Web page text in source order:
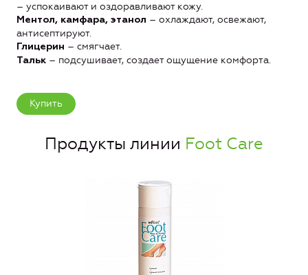
– успокаивают и оздоравливают кожу.
Ментол, камфара, этанол – охлаждают, освежают,
антисептируют.
Глицерин – смягчает.
Тальк – подсушивает, создает ощущение комфорта.
Купить
Продукты линии Foot Care